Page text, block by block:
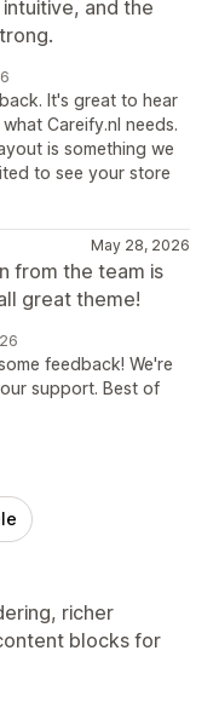
and the
It's great to hear
Careify.nl needs.
is something we
to see your store
May 28, 2026
from the team is
great theme!
feedback! We're
support. Best of
richer
blocks for